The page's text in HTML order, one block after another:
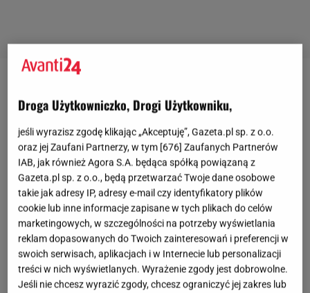
Droga Użytkowniczko, Drogi Użytkowniku,
jeśli wyrazisz zgodę klikając „Akceptuję”, Gazeta.pl sp. z o.o.
oraz jej Zaufani Partnerzy, w tym [676] Zaufanych Partnerów
IAB, jak również Agora S.A. będąca spółką powiązaną z
Gazeta.pl sp. z o.o., będą przetwarzać Twoje dane osobowe
takie jak adresy IP, adresy e-mail czy identyfikatory plików
cookie lub inne informacje zapisane w tych plikach do celów
marketingowych, w szczególności na potrzeby wyświetlania
reklam dopasowanych do Twoich zainteresowań i preferencji w
swoich serwisach, aplikacjach i w Internecie lub personalizacji
treści w nich wyświetlanych. Wyrażenie zgody jest dobrowolne.
Jeśli nie chcesz wyrazić zgody, chcesz ograniczyć jej zakres lub